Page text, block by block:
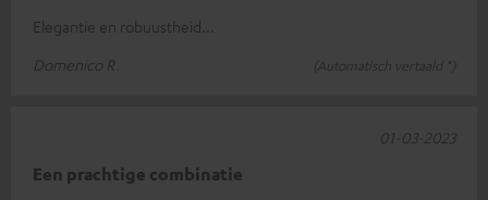
Elegantie en robuustheid...
Domenico R.
(Automatisch vertaald *)
Een prachtige combinatie
01-03-2023